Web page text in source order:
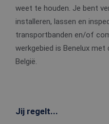
weet te houden. Je bent
installeren, lassen en
transportbanden en/of
werkgebied is Benelux met
België.
Jij regelt...